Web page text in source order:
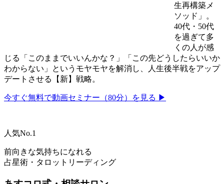
生再構築メ
ソッド」。
40代・50代
を過ぎて多
くの人が感
じる「このままでいいんかな？」「この先どうしたらいいか
わからない」というモヤモヤを解消し、人生後半戦をアップ
デートさせる【新】戦略。
今すぐ無料で動画セミナー（80分）を見る ▶
人気No.1
前向きな気持ちになれる
占星術・タロットリーディング